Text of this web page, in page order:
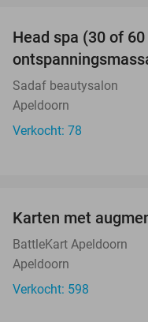
Head spa (30 of
Sadaf beautysalon
Apeldoorn
Verkocht: 78
Karten met
BattleKart Apeldoorn
Apeldoorn
Verkocht: 598